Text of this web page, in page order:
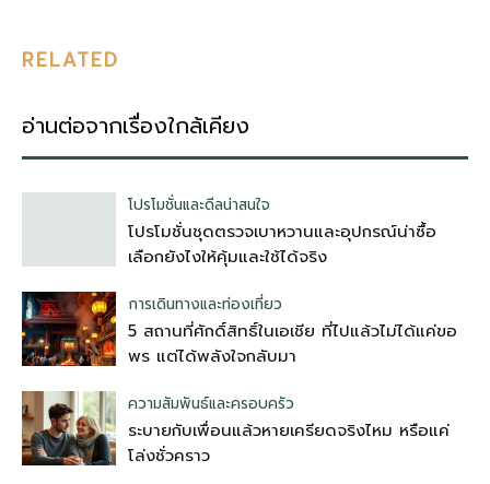
RELATED
อ่านต่อจากเรื่องใกล้เคียง
โปรโมชั่นและดีลน่าสนใจ
โปรโมชั่นชุดตรวจเบาหวานและอุปกรณ์น่าซื้อ
เลือกยังไงให้คุ้มและใช้ได้จริง
การเดินทางและท่องเที่ยว
5 สถานที่ศักดิ์สิทธิ์ในเอเชีย ที่ไปแล้วไม่ได้แค่ขอ
พร แต่ได้พลังใจกลับมา
ความสัมพันธ์และครอบครัว
ระบายกับเพื่อนแล้วหายเครียดจริงไหม หรือแค่
โล่งชั่วคราว